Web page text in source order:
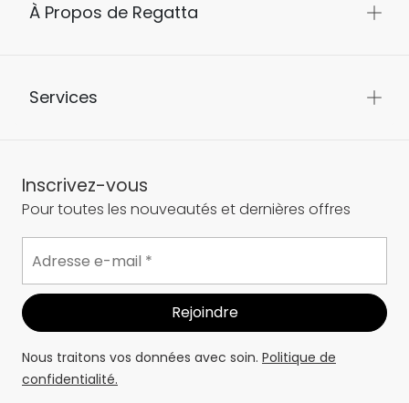
À Propos de Regatta
Services
Inscrivez-vous
Pour toutes les nouveautés et dernières offres
Nous traitons vos données avec soin. Politique de
confidentialité.